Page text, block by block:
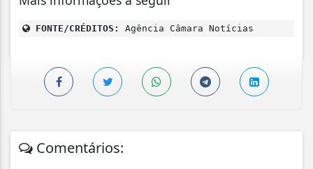
FONTE/CRÉDITOS: Agência Câmara Notícias
Comentários: